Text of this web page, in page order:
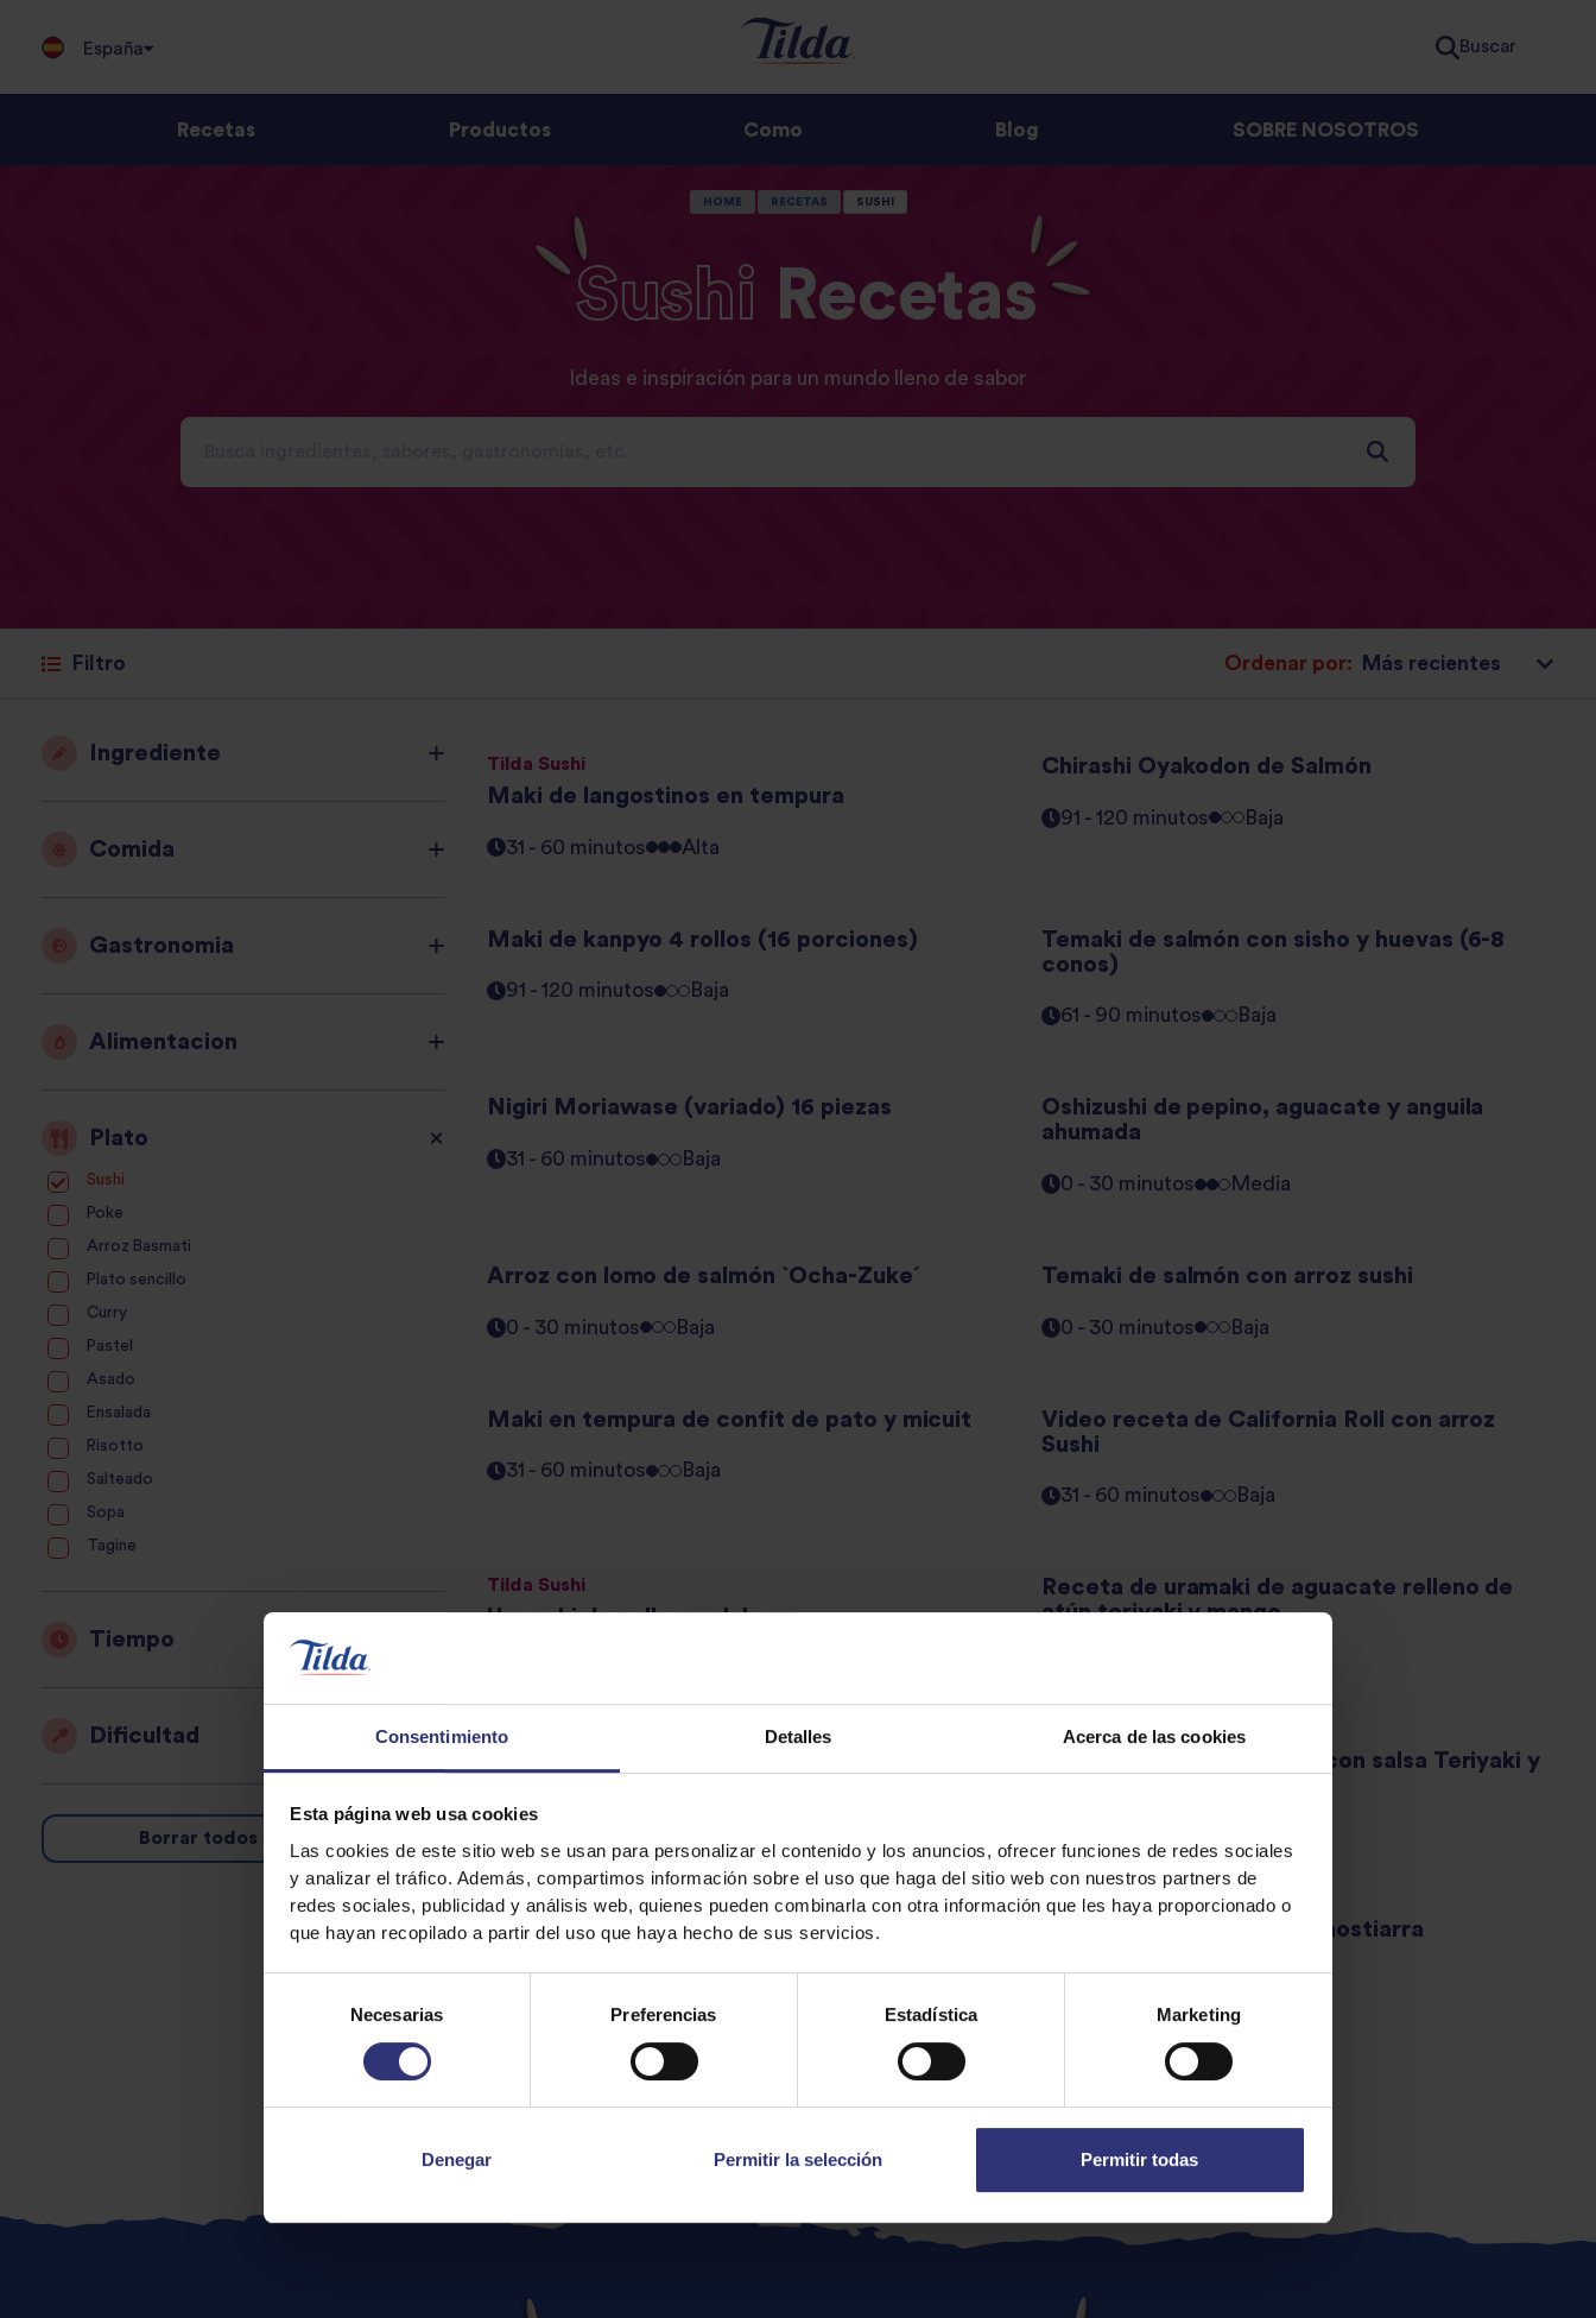
Consentimiento Detalles Acerca de las cookies
Esta página web usa cookies
Las cookies de este sitio web se usan para personalizar el contenido y los anuncios, ofrecer funciones de redes sociales
y analizar el tráfico. Además, compartimos información sobre el uso que haga del sitio web con nuestros partners de
redes sociales, publicidad y análisis web, quienes pueden combinarla con otra información que les haya proporcionado o
que hayan recopilado a partir del uso que haya hecho de sus servicios.
consentimiento
Necesarias Preferencias Estadística Marketing
Denegar Permitir la selección Permitir todas
España Buscar
Recetas Productos Como Blog SOBRE NOSOTROS
HOME RECETAS SUSHI
Sushi Recetas
Ideas e inspiración para un mundo lleno de sabor
Filtro Ordenar por:
Ingrediente
Comida
Gastronomia
Alimentacion
Plato
Sushi
Poke
Arroz Basmati
Plato sencillo
Curry
Pastel
Asado
Ensalada
Risotto
Salteado
Sopa
Tagine
Tiempo
Dificultad
Borrar todos los filtros
Tilda Sushi
Maki de langostinos en tempura
31 - 60 minutos Alta
Chirashi Oyakodon de Salmón
91 - 120 minutos Baja
Maki de kanpyo 4 rollos (16 porciones)
91 - 120 minutos Baja
Temaki de salmón con sisho y huevas (6-8
conos)
61 - 90 minutos Baja
Nigiri Moriawase (variado) 16 piezas
31 - 60 minutos Baja
Oshizushi de pepino, aguacate y anguila
ahumada
0 - 30 minutos Media
Arroz con lomo de salmón `Ocha-Zuke´
0 - 30 minutos Baja
Temaki de salmón con arroz sushi
0 - 30 minutos Baja
Maki en tempura de confit de pato y micuit
31 - 60 minutos Baja
Video receta de California Roll con arroz
Sushi
31 - 60 minutos Baja
Tilda Sushi
Uramaki de pollo y calabaza
Receta de uramaki de aguacate relleno de
atún teriyaki y mango
31 - 60 minutos
Nigiri de gambón o pulpo con salsa Teriyaki y
Maki roll con arroz Sushi Niguiris de dorada a la donostiarra